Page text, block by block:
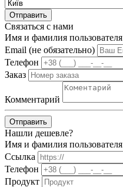
Отправить
Связаться с нами
Имя и фамилия пользователя
Email (не обязательно)
Телефон
Заказ
Комментарий
Отправить
Нашли дешевле?
Имя и фамилия пользователя
Ссылка
Телефон
Продукт